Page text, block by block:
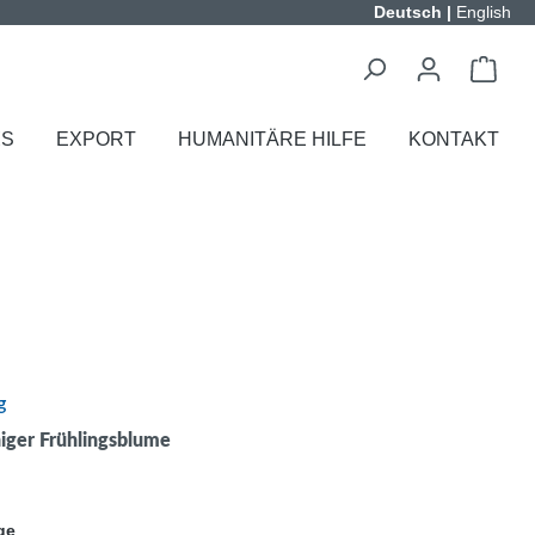
Deutsch | English
EXPORT HUMANITÄRE HILFE KONTAKT
Frühlingsblume